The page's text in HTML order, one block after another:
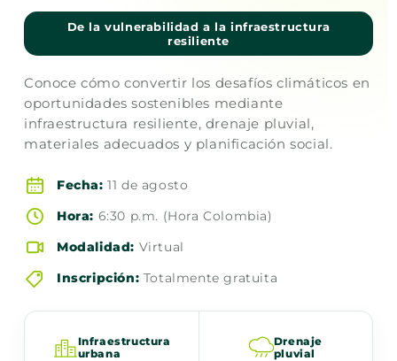
De la vulnerabilidad a la infraestructura
resiliente
Conoce cómo convertir los desafíos climáticos en
oportunidades sostenibles mediante
infraestructura resiliente, drenaje pluvial,
materiales adecuados y planificación social.
Fecha: 11 de agosto
Hora: 6:30 p.m. (Hora Colombia)
Modalidad: Virtual
Inscripción: Totalmente gratuita
Infraestructura
urbana
Drenaje
pluvial